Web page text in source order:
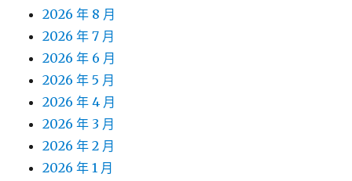
2026 年 8 月
2026 年 7 月
2026 年 6 月
2026 年 5 月
2026 年 4 月
2026 年 3 月
2026 年 2 月
2026 年 1 月